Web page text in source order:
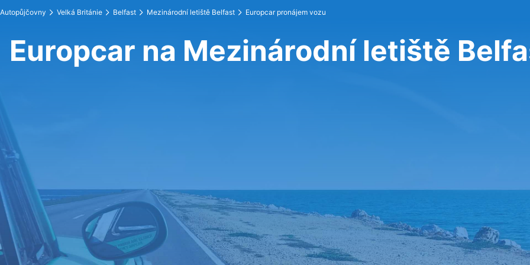
Autopůjčovny Velká Británie Belfast Mezinárodní letiště Belfast Europcar pronájem vozu
Europcar na Mezinárodní letiště